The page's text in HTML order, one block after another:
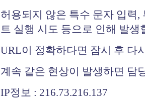
허용되지 않은 특수 문자 입력
트 실행 시도 등으로 인해 발생
URL이 정확하다면 잠시 후 다
계속 같은 현상이 발생하면 담
IP정보 : 216.73.216.137